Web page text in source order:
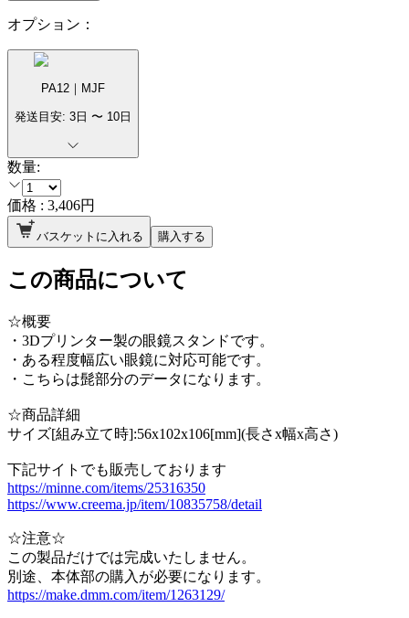
オプション：
PA12｜MJF
発送目安: 3 日 〜 10 日
数量:
価格 : 3,406円
バスケットに入れる 購入する
この商品について
☆概要
・3Dプリンター製の眼鏡スタンドです。
・ある程度幅広い眼鏡に対応可能です。
・こちらは髭部分のデータになります。
☆商品詳細
サイズ[組み立て時]:56x102x106[mm](長さx幅x高さ)
下記サイトでも販売しております
https://minne.com/items/25316350
https://www.creema.jp/item/10835758/detail
☆注意☆
この製品だけでは完成いたしません。
別途、本体部の購入が必要になります。
https://make.dmm.com/item/1263129/